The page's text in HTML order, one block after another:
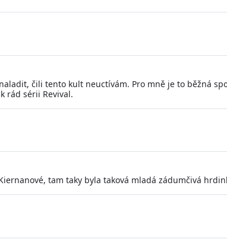
čili tento kult neuctívám. Pro mně je to běžná
rád sérii Revival.
tam taky byla taková mladá zádumčivá